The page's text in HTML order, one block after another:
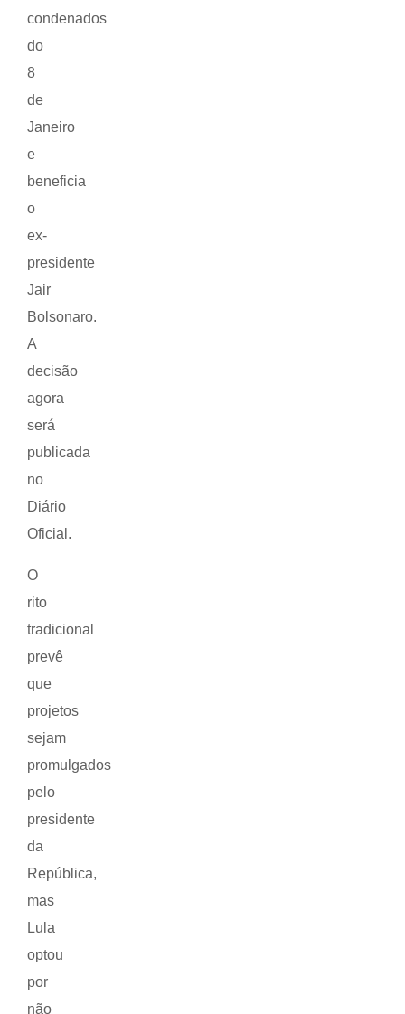
condenados
do
8
de
Janeiro
e
beneficia
o
ex-
presidente
Jair
Bolsonaro.
A
decisão
agora
será
publicada
no
Diário
Oficial.
O
rito
tradicional
prevê
que
projetos
sejam
promulgados
pelo
presidente
da
República,
mas
Lula
optou
por
não